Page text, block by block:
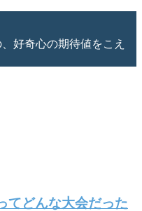
好奇心の期待値をこえ
てどんな大会だった